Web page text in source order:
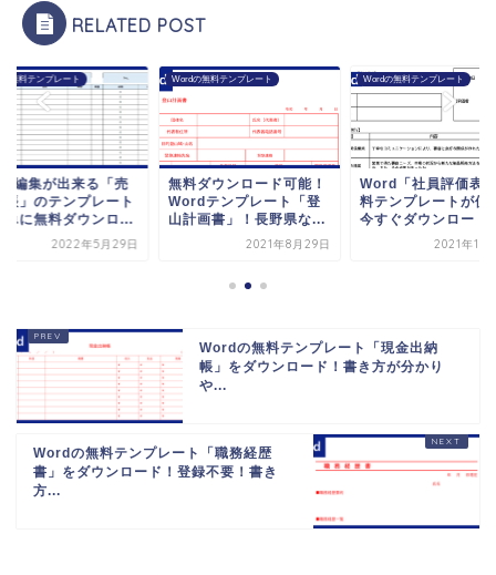
RELATED POST
無料テンプレート
編集が出来る「売
帳」のテンプレート
単に無料ダウンロ...
2022年5月29日
Wordの無料テンプレート
無料ダウンロード可能！
Wordテンプレート「登
山計画書」！長野県な...
2021年8月29日
Wordの無料テンプレート
Word「社員評価表
料テンプレートが便
今すぐダウンロード
2021年10
Wordの無料テンプレート「現金出納
帳」をダウンロード！書き方が分かり
や...
Wordの無料テンプレート「職務経歴
書」をダウンロード！登録不要！書き
方...